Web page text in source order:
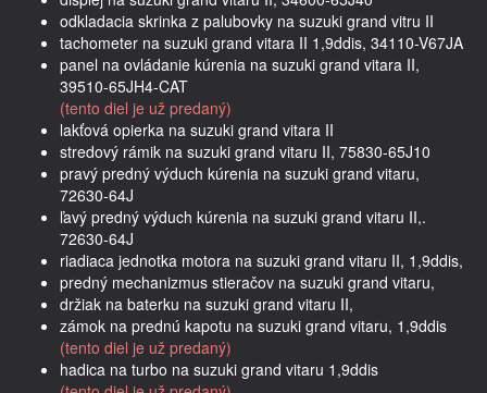
odkladacia skrinka z palubovky na suzuki grand vitru II
tachometer na suzuki grand vitara II 1,9ddis, 34110-V67JA
panel na ovládanie kúrenia na suzuki grand vitara II,
39510-65JH4-CAT
(tento diel je už predaný)
lakťová opierka na suzuki grand vitara II
stredový rámik na suzuki grand vitaru II, 75830-65J10
pravý predný výduch kúrenia na suzuki grand vitaru,
72630-64J
ľavý predný výduch kúrenia na suzuki grand vitaru II,.
72630-64J
riadiaca jednotka motora na suzuki grand vitaru II, 1,9ddis,
predný mechanizmus stieračov na suzuki grand vitaru,
držiak na baterku na suzuki grand vitaru II,
zámok na prednú kapotu na suzuki grand vitaru, 1,9ddis
(tento diel je už predaný)
hadica na turbo na suzuki grand vitaru 1,9ddis